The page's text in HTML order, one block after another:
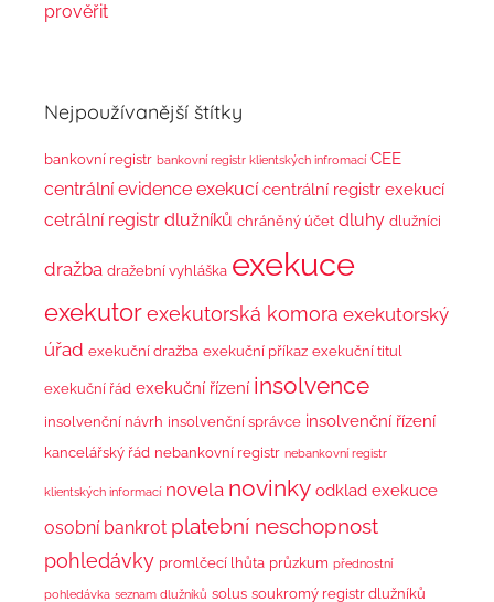
prověřit
Nejpoužívanější štítky
bankovní registr bankovní registr klientských infromací CEE
centrální evidence exekucí centrální registr exekucí
cetrální registr dlužníků chráněný účet dluhy dlužníci
dražba dražební vyhláška exekuce
exekutorexekutorská komora exekutorský
úřad exekuční dražba exekuční příkaz exekuční titul
exekuční řád exekuční řízení insolvence
insolvenční návrh insolvenční správce insolvenční řízení
kancelářský řád nebankovní registr nebankovní registr
klientských informací novela novinky odklad exekuce
osobní bankrot platební neschopnost
pohledávky promlčecí lhůta průzkum přednostní
pohledávka seznam dlužníků solus soukromý registr dlužníků